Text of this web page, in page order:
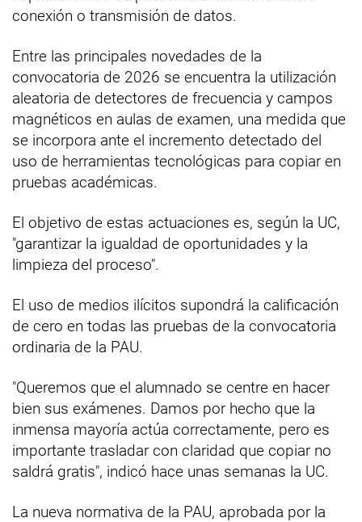
conexión o transmisión de datos.
Entre las principales novedades de la
convocatoria de 2026 se encuentra la utilización
aleatoria de detectores de frecuencia y campos
magnéticos en aulas de examen, una medida que
se incorpora ante el incremento detectado del
uso de herramientas tecnológicas para copiar en
pruebas académicas.
El objetivo de estas actuaciones es, según la UC,
"garantizar la igualdad de oportunidades y la
limpieza del proceso".
El uso de medios ilícitos supondrá la calificación
de cero en todas las pruebas de la convocatoria
ordinaria de la PAU.
"Queremos que el alumnado se centre en hacer
bien sus exámenes. Damos por hecho que la
inmensa mayoría actúa correctamente, pero es
importante trasladar con claridad que copiar no
saldrá gratis", indicó hace unas semanas la UC.
La nueva normativa de la PAU, aprobada por la